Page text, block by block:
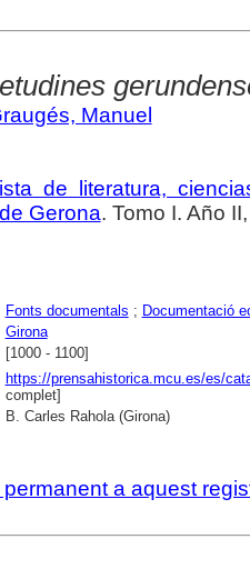
Manuel
de literatura,
Gerona. Tomo I. Año
Fonts documentals ; Documentació
Girona
[1000 - 1100]
https://prensahistorica.mcu.es/es/
complet]
B. Carles Rahola (Girona)
permanent a aquest